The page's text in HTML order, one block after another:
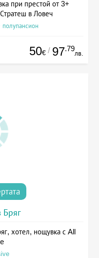
при престой от 3+
в Ловеч
50€ / 97.79
лв.
Бряг
хотел, нощувка с All